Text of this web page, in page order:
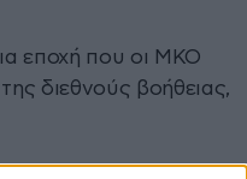
εποχή που οι ΜΚΟ
διεθνούς βοήθειας,